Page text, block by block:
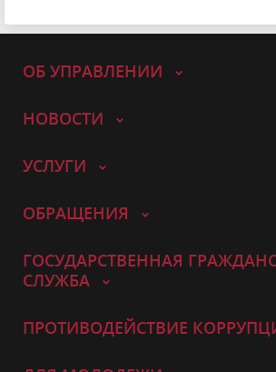
ОБ УПРАВЛЕНИИ
НОВОСТИ
УСЛУГИ
ОБРАЩЕНИЯ
ГОСУДАРСТВЕННАЯ
СЛУЖБА
ПРОТИВОДЕЙСТВИЕ